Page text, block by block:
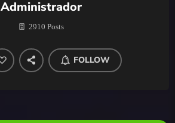
Administrador
2910 Posts
FOLLOW